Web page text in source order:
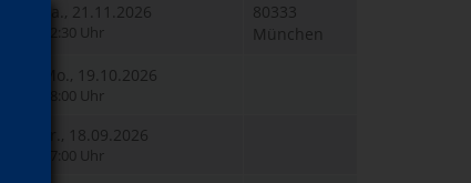
Sa., 21.11.2026
12:30 Uhr
80333
München
Mo., 19.10.2026
18:00 Uhr
Fr., 18.09.2026
17:00 Uhr